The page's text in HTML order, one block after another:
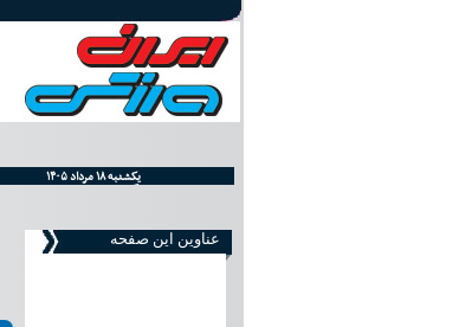
اِلأَحَّد ٢٤ صفر ١٤٤٨
عناوین این صفحه